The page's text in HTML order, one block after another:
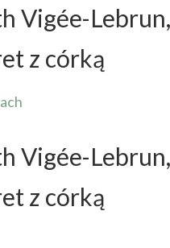
Vigée-Lebrun,
z córką
Vigée-Lebrun,
z córką